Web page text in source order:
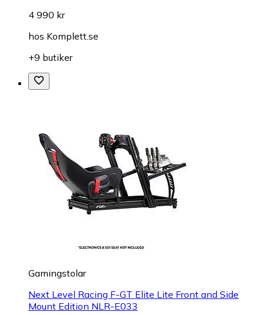
4 990 kr
hos Komplett.se
+9 butiker
Gamingstolar
Next Level Racing F-GT Elite Lite Front and Side
Mount Edition NLR-E033